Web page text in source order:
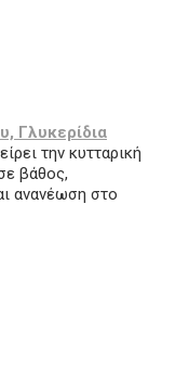
Γλυκερίδια
την κυτταρική
βάθος,
ανανέωση στο